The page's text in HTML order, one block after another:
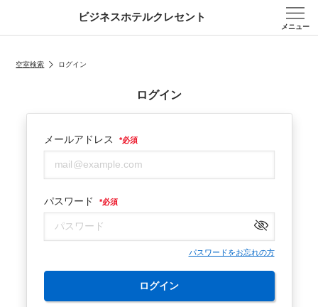
ビジネスホテルクレセント
メニュー
空室検索 ログイン
ログイン
メールアドレス *必須
パスワード *必須
パスワードをお忘れの方
ログイン